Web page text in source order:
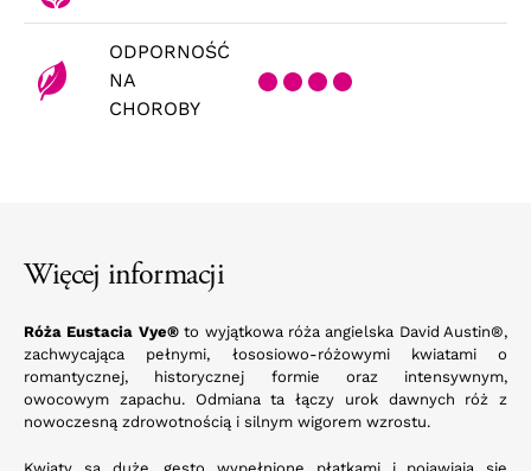
ODPORNOŚĆ
NA
CHOROBY
Więcej informacji
Róża Eustacia Vye®to wyjątkowa róża angielska David Austin®,
zachwycająca pełnymi, łososiowo-różowymi kwiatami o
romantycznej, historycznej formie oraz intensywnym,
owocowym zapachu. Odmiana ta łączy urok dawnych róż z
nowoczesną zdrowotnością i silnym wigorem wzrostu.